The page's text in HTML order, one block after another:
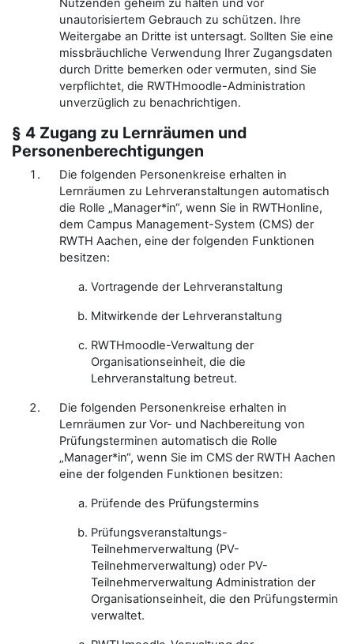
Nutzenden geheim zu halten und vor
unautorisiertem Gebrauch zu schützen. Ihre
Weitergabe an Dritte ist untersagt. Sollten Sie eine
missbräuchliche Verwendung Ihrer Zugangsdaten
durch Dritte bemerken oder vermuten, sind Sie
verpflichtet, die RWTHmoodle-Administration
unverzüglich zu benachrichtigen.
§ 4 Zugang zu Lernräumen und
Personenberechtigungen
Die folgenden Personenkreise erhalten in
Lernräumen zu Lehrveranstaltungen automatisch
die Rolle „Manager*in“, wenn Sie in RWTHonline,
dem Campus Management-System (CMS) der
RWTH Aachen, eine der folgenden Funktionen
besitzen:
Vortragende der Lehrveranstaltung
Mitwirkende der Lehrveranstaltung
RWTHmoodle-Verwaltung der
Organisationseinheit, die die
Lehrveranstaltung betreut.
Die folgenden Personenkreise erhalten in
Lernräumen zur Vor- und Nachbereitung von
Prüfungsterminen automatisch die Rolle
„Manager*in“, wenn Sie im CMS der RWTH Aachen
eine der folgenden Funktionen besitzen:
Prüfende des Prüfungstermins
Prüfungsveranstaltungs-
Teilnehmerverwaltung (PV-
Teilnehmerverwaltung) oder PV-
Teilnehmerverwaltung Administration der
Organisationseinheit, die den Prüfungstermin
verwaltet.